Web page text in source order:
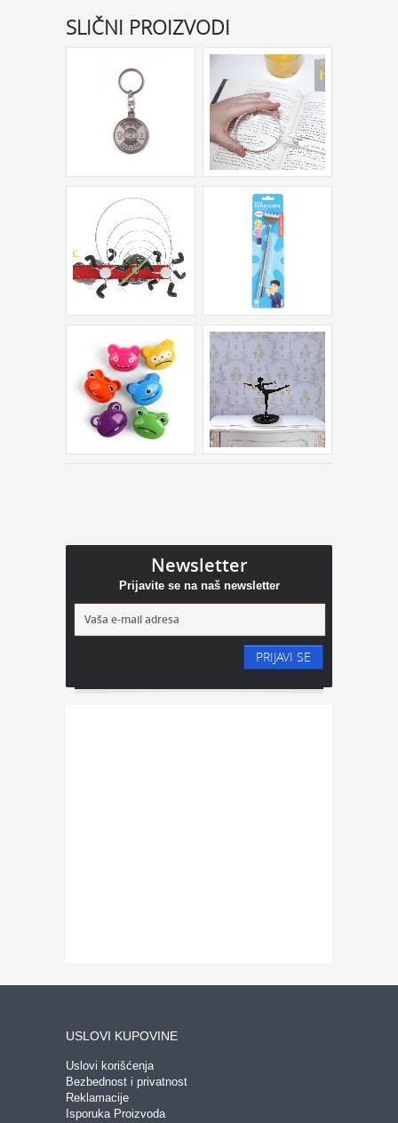
SLIČNI PROIZVODI
Newsletter
Prijavite se na naš newsletter
PRIJAVI SE
USLOVI KUPOVINE
Uslovi korišćenja
Bezbednost i privatnost
Reklamacije
Isporuka Proizvoda